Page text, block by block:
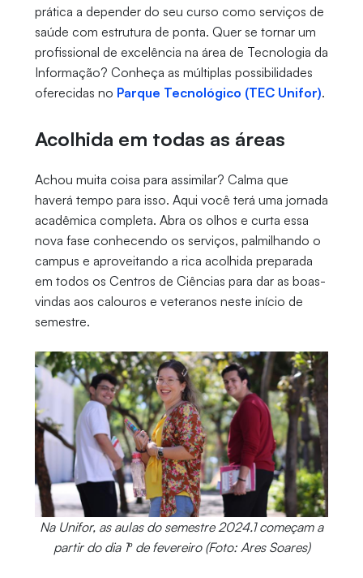
prática a depender do seu curso como serviços de
saúde com estrutura de ponta. Quer se tornar um
profissional de excelência na área de Tecnologia da
Informação? Conheça as múltiplas possibilidades
oferecidas no Parque Tecnológico (TEC Unifor).
Acolhida em todas as áreas
Achou muita coisa para assimilar? Calma que
haverá tempo para isso. Aqui você terá uma jornada
acadêmica completa. Abra os olhos e curta essa
nova fase conhecendo os serviços, palmilhando o
campus e aproveitando a rica acolhida preparada
em todos os Centros de Ciências para dar as boas-
vindas aos calouros e veteranos neste início de
semestre.
Na Unifor, as aulas do semestre 2024.1 começam a
partir do dia 1º de fevereiro (Foto: Ares Soares)